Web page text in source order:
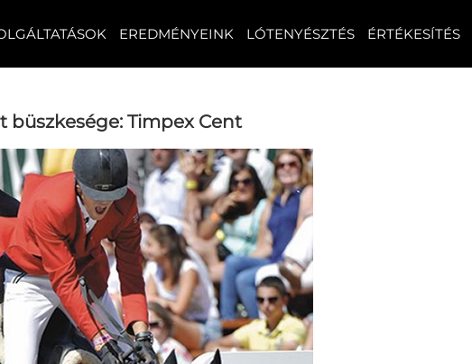
EREDMÉNYEINK LÓTENYÉSZTÉS ÉRTÉKESÍTÉS
Timpex Cent